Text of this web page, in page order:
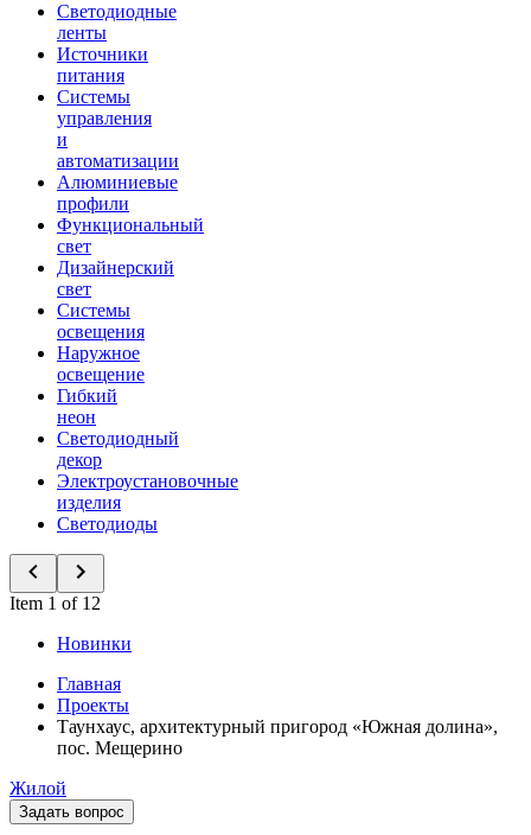
Светодиодные
ленты
Источники
питания
Системы
управления
и
автоматизации
Алюминиевые
профили
Функциональный
свет
Дизайнерский
свет
Системы
освещения
Наружное
освещение
Гибкий
неон
Светодиодный
декор
Электроустановочные
изделия
Светодиоды
Item 1 of 12
Новинки
Главная
Проекты
Таунхаус, архитектурный пригород «Южная долина»,
пос. Мещерино
Жилой
Задать вопрос